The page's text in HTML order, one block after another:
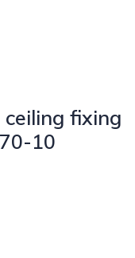
fixing
10